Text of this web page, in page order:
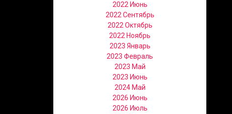
2022 Июнь
2022 Сентябрь
2022 Октябрь
2022 Ноябрь
2023 Январь
2023 Февраль
2023 Май
2023 Июнь
2024 Май
2026 Июнь
2026 Июль